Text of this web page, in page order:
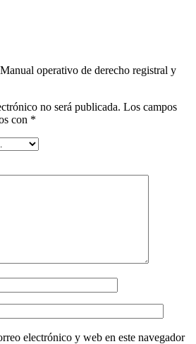
operativo de derecho registral y
no será publicada. Los campos
con *
electrónico y web en este navegador